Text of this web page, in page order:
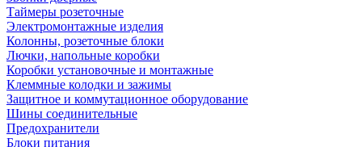
Таймеры розеточные
Электромонтажные изделия
Колонны, розеточные блоки
Лючки, напольные коробки
Коробки установочные и монтажные
Клеммные колодки и зажимы
Защитное и коммутационное оборудование
Шины соединительные
Предохранители
Блоки питания